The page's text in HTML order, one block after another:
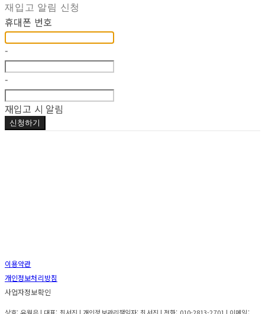
재입고 알림 신청
휴대폰 번호
-
-
재입고 시 알림
신청하기
이용약관
개인정보처리방침
사업자정보확인